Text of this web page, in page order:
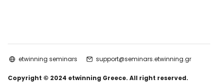
etwinning seminars support@seminars.etwinning.gr
Copyright © 2024 etwinning Greece. All right reserved.